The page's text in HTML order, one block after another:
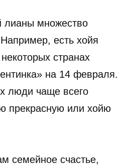
лианы множество
есть хойя
странах
на 14 февраля.
люди чаще всего
прекрасную или хойю
семейное счастье,